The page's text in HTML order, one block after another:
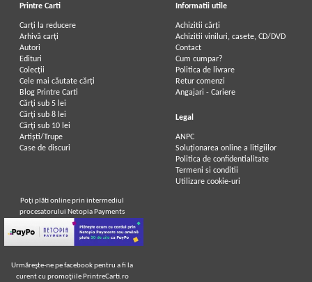
Printre Carti
Carți la reducere
Arhivă carți
Autori
Edituri
Colecții
Cele mai căutate cărți
Blog Printre Carti
Cărţi sub 5 lei
Cărţi sub 8 lei
Cărţi sub 10 lei
Artiști/Trupe
Case de discuri
Informatii utile
Achizitii cărți
Achizitii viniluri, casete, CD/DVD
Contact
Cum cumpar?
Politica de livrare
Retur comenzi
Angajari - Cariere
Legal
ANPC
Soluționarea online a litigiilor
Politica de confidentialitate
Termeni si conditii
Utilizare cookie-uri
Poţi plăti online prin intermediul
procesatorului Netopia Payments
Urmăreşte-ne pe facebook pentru a fi la
curent cu promoţiile PrintreCarti.ro